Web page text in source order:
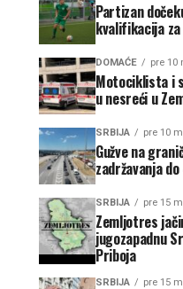
Partizan
kvalifikacija
DOMAĆE pre 10
Motociklista i
u nesreći u
SRBIJA pre 10
Gužve na
zadržavanja
SRBIJA pre 15
Zemljotres
jugozapadnu
Priboja
SRBIJA pre 15